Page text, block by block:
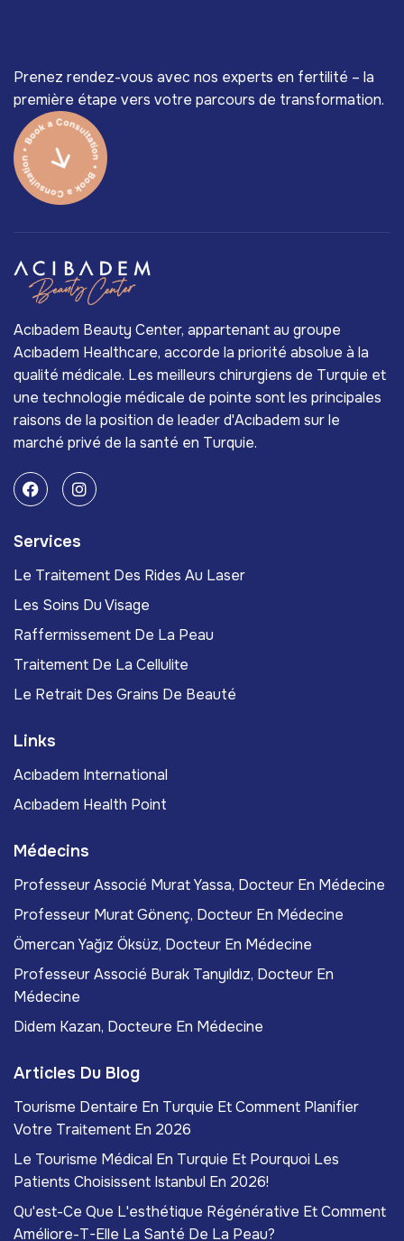
Prenez rendez-vous avec nos experts en fertilité – la
première étape vers votre parcours de transformation.
Acıbadem Beauty Center, appartenant au groupe
Acıbadem Healthcare, accorde la priorité absolue à la
qualité médicale. Les meilleurs chirurgiens de Turquie et
une technologie médicale de pointe sont les principales
raisons de la position de leader d'Acıbadem sur le
marché privé de la santé en Turquie.
Services
Le Traitement Des Rides Au Laser
Les Soins Du Visage
Raffermissement De La Peau
Traitement De La Cellulite
Le Retrait Des Grains De Beauté
Links
Acıbadem International
Acıbadem Health Point
Médecins
Professeur Associé Murat Yassa, Docteur En Médecine
Professeur Murat Gönenç, Docteur En Médecine
Ömercan Yağız Öksüz, Docteur En Médecine
Professeur Associé Burak Tanyıldız, Docteur En
Médecine
Didem Kazan, Docteure En Médecine
Articles Du Blog
Tourisme Dentaire En Turquie Et Comment Planifier
Votre Traitement En 2026
Le Tourisme Médical En Turquie Et Pourquoi Les
Patients Choisissent Istanbul En 2026!
Qu'est-Ce Que L'esthétique Régénérative Et Comment
Améliore-T-Elle La Santé De La Peau?